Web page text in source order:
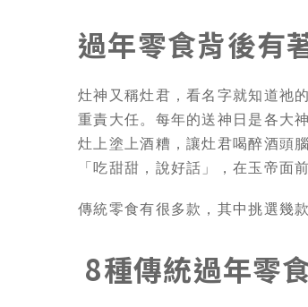
過年零食背後有
灶神又稱灶君，看名字就知道祂
重責大任。每年的送神日是各大
灶上塗上酒糟，讓灶君喝醉酒頭
「吃甜甜，說好話」，在玉帝面
傳統零食有很多款，其中挑選幾
8種傳統過年零